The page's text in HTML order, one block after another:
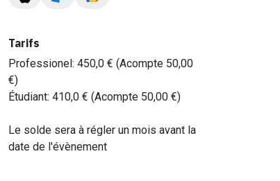
Tarifs
Professionel: 450,0 € (Acompte 50,00
€)
Étudiant: 410,0 € (Acompte 50,00 €)
Le solde sera à régler un mois avant la
date de l'évènement